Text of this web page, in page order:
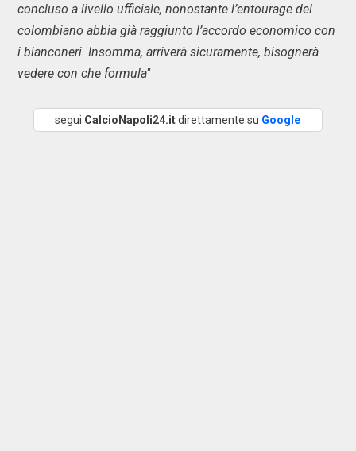
concluso a livello ufficiale, nonostante l’entourage del
colombiano abbia già raggiunto l’accordo economico con
i bianconeri. Insomma, arriverà sicuramente, bisognerà
vedere con che formula"
segui CalcioNapoli24.itdirettamente su Google